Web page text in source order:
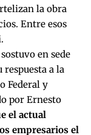
la obra
Entre esos
en sede
respuesta a la
Federal y
por Ernesto
el actual
empresarios el